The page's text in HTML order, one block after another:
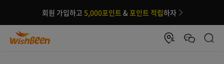
회원 가입하고 5,000포인트 &포인트 적립하자